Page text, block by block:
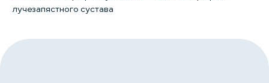
лучезапястного сустава